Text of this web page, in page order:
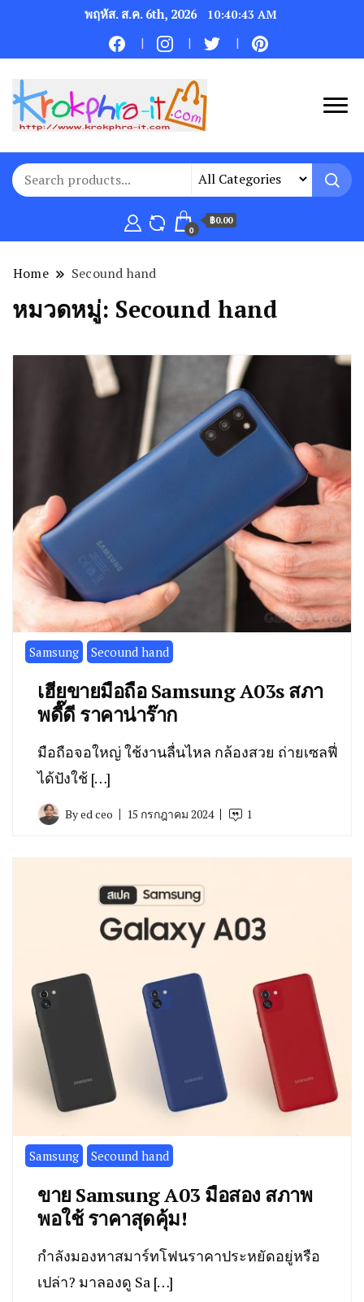
พฤหัส. ส.ค. 6th, 2026 10:40:44 AM
0
฿0.00
Home Secound hand
หมวดหมู่: Secound hand
Samsung Secound hand
เฮียขายมือถือ Samsung A03s สภา
พดี๊ดี ราคาน่าร๊าก
มือถือจอใหญ่ ใช้งานลื่นไหล กล้องสวย ถ่ายเซลฟี่
ได้ปังใช้ […]
Byed ceo 15 กรกฎาคม 2024 1
Samsung Secound hand
ขาย Samsung A03 มือสอง สภาพ
พอใช้ ราคาสุดคุ้ม!
กำลังมองหาสมาร์ทโฟนราคาประหยัดอยู่หรือ
เปล่า? มาลองดู Sa […]